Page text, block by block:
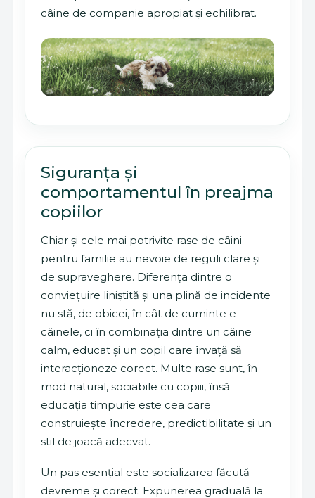
câine de companie apropiat și echilibrat.
Siguranța și
comportamentul în preajma
copiilor
Chiar și cele mai potrivite rase de câini
pentru familie au nevoie de reguli clare și
de supraveghere. Diferența dintre o
conviețuire liniștită și una plină de incidente
nu stă, de obicei, în cât de cuminte e
câinele, ci în combinația dintre un câine
calm, educat și un copil care învață să
interacționeze corect. Multe rase sunt, în
mod natural, sociabile cu copiii, însă
educația timpurie este cea care
construiește încredere, predictibilitate și un
stil de joacă adecvat.
Un pas esențial este socializarea făcută
devreme și corect. Expunerea graduală la